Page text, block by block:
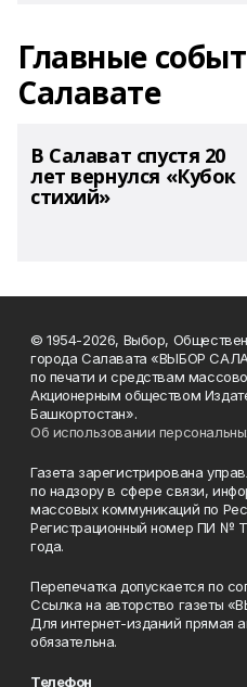
Главные
Салавате
В Салават спустя 20
лет вернулся «Кубок
стихий»
© 1954-2026, Выбор,
города Салавата «ВЫБОР
по печати и средствам
Акционерным обществом
Башкортостан».
Об использовании
Газета зарегистрирована
по надзору в сфере связи,
массовых коммуникаций по
Регистрационный номер ПИ №
года.
Перепечатка допускается по
Ссылка на авторство газеты
Для интернет-изданий прямая
обязательна.
Телефон